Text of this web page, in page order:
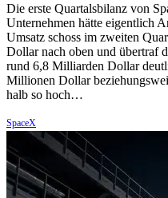
Die erste Quartalsbilanz von
Unternehmen hätte eigentlich
Umsatz schoss im zweiten
Dollar nach oben und übertraf
rund 6,8 Milliarden Dollar
Millionen Dollar
halb so hoch…
SpaceX